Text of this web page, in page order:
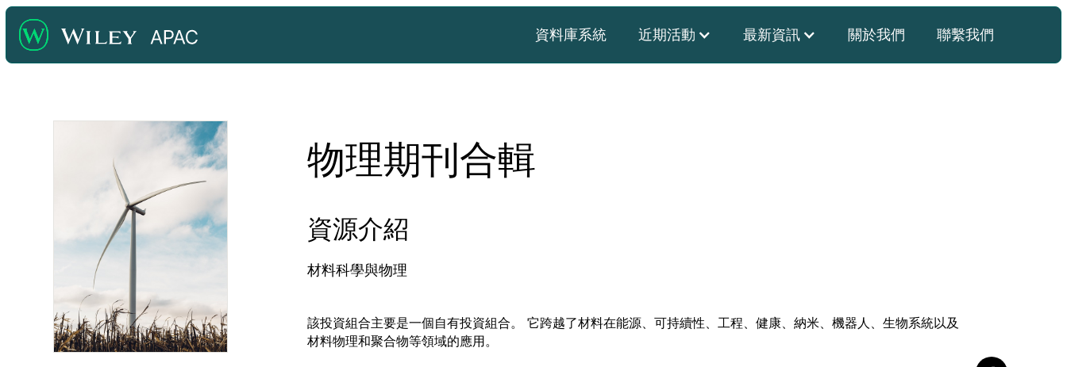
資料庫系統 近期活動 最新資訊 關於我們 聯繫我們
物理期刊合輯
資源介紹
材料科學與物理
該投資組合主要是一個自有投資組合。 它跨越了材料在能源、可持續性、工程、健康、納米、機器人、生物系統以及
材料物理和聚合物等領域的應用。